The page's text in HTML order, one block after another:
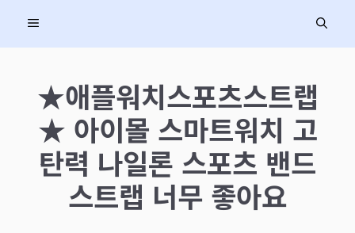
MENU
★애플워치스포츠스트랩
★ 아이몰 스마트워치 고
탄력 나일론 스포츠 밴드
스트랩 너무 좋아요